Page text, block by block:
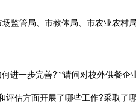
管局、市教体局、市农业农村
一步完善?”“请问对校外供餐企
评估方面开展了哪些工作?采取